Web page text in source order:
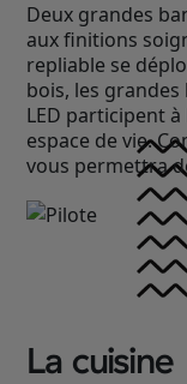
Deux grandes
aux finitions
repliable se
bois, les
LED participent à
espace de vie.
vous permettra
La cuisine